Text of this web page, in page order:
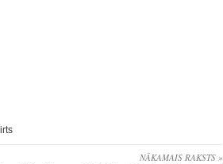
NĀKAMAIS RAKSTS »